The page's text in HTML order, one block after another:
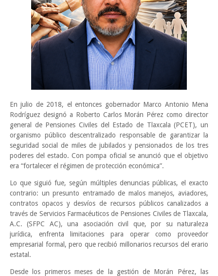
En julio de 2018, el entonces gobernador Marco Antonio Mena
Rodríguez designó a Roberto Carlos Morán Pérez como director
general de Pensiones Civiles del Estado de Tlaxcala (PCET), un
organismo público descentralizado responsable de garantizar la
seguridad social de miles de jubilados y pensionados de los tres
poderes del estado. Con pompa oficial se anunció que el objetivo
era “fortalecer el régimen de protección económica”.
Lo que siguió fue, según múltiples denuncias públicas, el exacto
contrario: un presunto entramado de malos manejos, aviadores,
contratos opacos y desvíos de recursos públicos canalizados a
través de Servicios Farmacéuticos de Pensiones Civiles de Tlaxcala,
A.C. (SFPC AC), una asociación civil que, por su naturaleza
jurídica, enfrenta limitaciones para operar como proveedor
empresarial formal, pero que recibió millonarios recursos del erario
estatal.
Desde los primeros meses de la gestión de Morán Pérez, las